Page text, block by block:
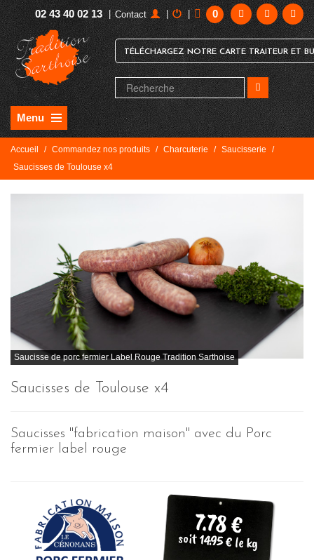
02 43 40 02 13 | Contact | | 0
TÉLÉCHARGEZ NOTRE CARTE TRAITEUR ET
Menu
Accueil / Commandez nos produits / Charcuterie / Saucisserie
/
Saucisses de Toulouse x4
Saucisse de porc fermier Label Rouge Tradition Sarthoise
Saucisses de Toulouse x4
Saucisses "fabrication maison" avec du Porc
fermier label rouge
7.78 €
soit 14.95 € le kg